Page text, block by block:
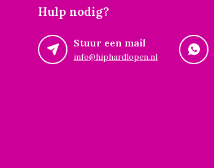
Hulp nodig?
Stuur een mail
info@hiphardlopen.nl